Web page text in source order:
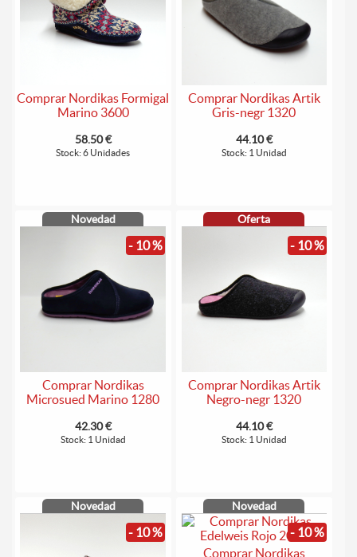
Comprar Nordikas Formigal
Marino 3600
58.50 €
Stock: 6 Unidades
Comprar Nordikas Artik
Gris-negr 1320
44.10 €
Stock: 1 Unidad
Novedad
- 10 %
Comprar Nordikas
Microsued Marino 1280
42.30 €
Stock: 1 Unidad
Oferta
- 10 %
Comprar Nordikas Artik
Negro-negr 1320
44.10 €
Stock: 1 Unidad
Novedad
- 10 %
Novedad
- 10 %
Comprar Nordikas